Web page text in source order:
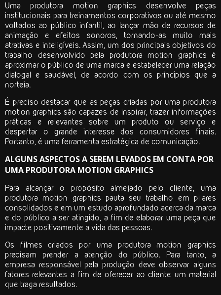
Uma produtora motion graphics desenvolve peças
institucionais para treinamentos corporativos ou até mesmo
voltados ao público infantil, ao lançar mão de recursos de
animação e efeitos sonoros, tornando-as muito mais
atrativas e inteligíveis. Assim, um dos principais objetivos do
trabalho desenvolvido pela produtora motion graphics é
aproximar o público de uma marca e estabelecer uma relação
dialogal e saudável, de acordo com os princípios que a
norteia.
É preciso destacar que as peças criadas por uma produtora
motion graphics são capazes de inspirar, trazer informações
práticas e relevantes sobre um produto ou serviço e
despertar o grande interesse dos consumidores finais.
Portanto, é uma ferramenta estratégica de comunicação.
ALGUNS ASPECTOS A SEREM LEVADOS EM CONTA POR
UMA PRODUTORA MOTION GRAPHICS
Para alcançar o propósito almejado pelo cliente, uma
produtora motion graphics pauta seu trabalho em pilares
consolidados e em um estudo aprofundado acerca da marca
e do público a ser atingido, a fim de elaborar uma peça que
impacte positivamente a vida das pessoas.
Os filmes criados por uma produtora motion graphics
precisam prender a atenção do público. Para tanto, a
empresa responsável pela produção deve observar alguns
fatores relevantes a fim de oferecer ao cliente um material
que traga resultados.